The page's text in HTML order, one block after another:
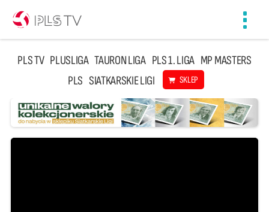
PLS TV PLUSLIGA TAURON LIGA PLS 1. LIGA MP MASTERS
PLS SIATKARSKIE LIGI SKLEP